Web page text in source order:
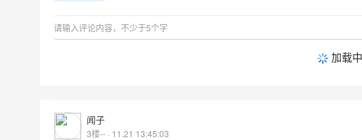
加载
闻子
3楼-- · 11.21 13:45:03